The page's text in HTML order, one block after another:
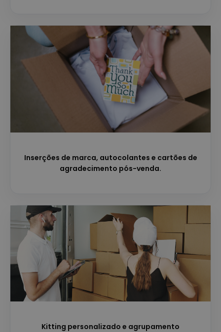
Inserções de marca, autocolantes e cartões de
agradecimento pós-venda.
Kitting personalizado e agrupamento